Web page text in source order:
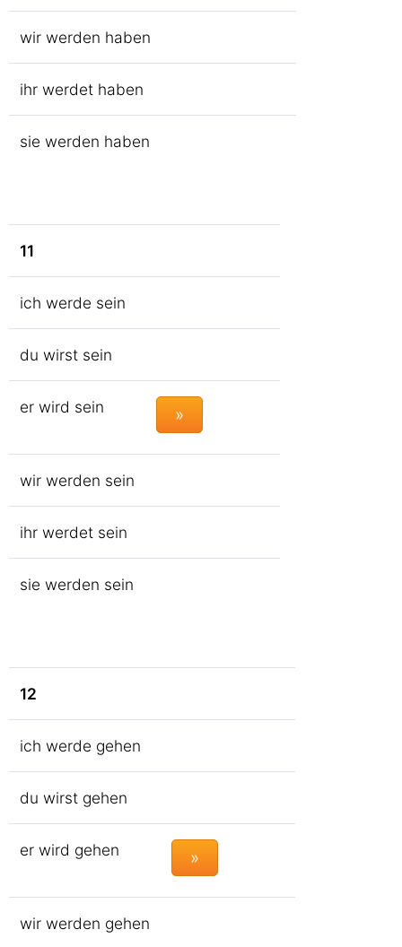
wir werden haben
ihr werdet haben
sie werden haben
11
ich werde sein
du wirst sein
er wird sein »
wir werden sein
ihr werdet sein
sie werden sein
12
ich werde gehen
du wirst gehen
er wird gehen »
wir werden gehen